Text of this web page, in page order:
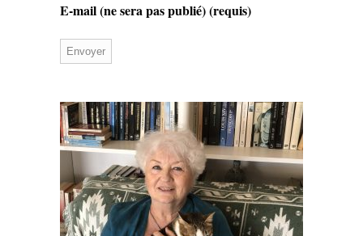
E-mail (ne sera pas publié)(requis)